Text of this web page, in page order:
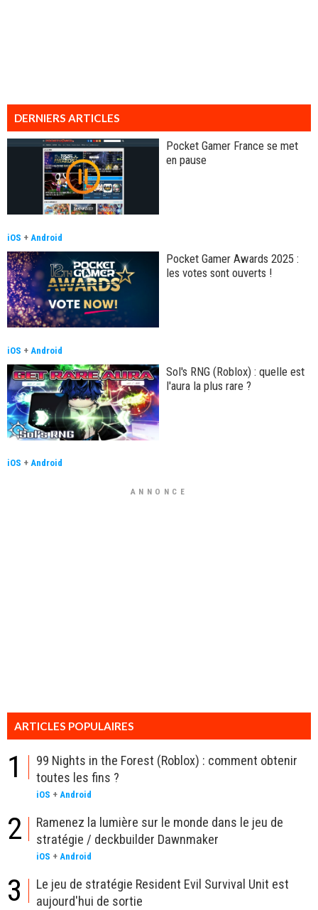
DERNIERS ARTICLES
Pocket Gamer France se met
en pause
iOS + Android
Pocket Gamer Awards 2025 :
les votes sont ouverts !
iOS + Android
Sol's RNG (Roblox) : quelle est
l'aura la plus rare ?
iOS + Android
ANNONCE
ARTICLES POPULAIRES
1
99 Nights in the Forest (Roblox) : comment obtenir
toutes les fins ?
iOS + Android
2
Ramenez la lumière sur le monde dans le jeu de
stratégie / deckbuilder Dawnmaker
iOS + Android
3
Le jeu de stratégie Resident Evil Survival Unit est
aujourd'hui de sortie